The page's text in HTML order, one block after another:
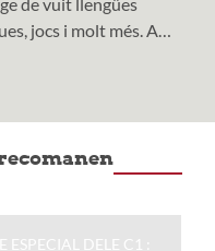
jocs i molt més. A
que sigui